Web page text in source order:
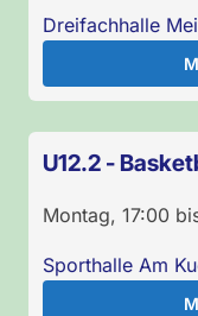
Dreifachhalle
U12.2 -
Montag, 17:00
Sporthalle Am